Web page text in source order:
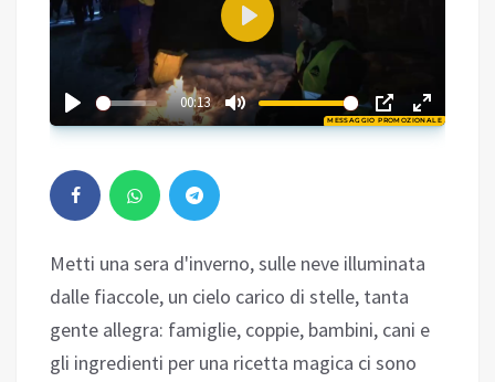
MESSAGGIO PROMOZIONALE
00:13
Play
02:51
Metti una sera d'inverno, sulle neve illuminata
dalle fiaccole, un cielo carico di stelle, tanta
gente allegra: famiglie, coppie, bambini, cani e
gli ingredienti per una ricetta magica ci sono